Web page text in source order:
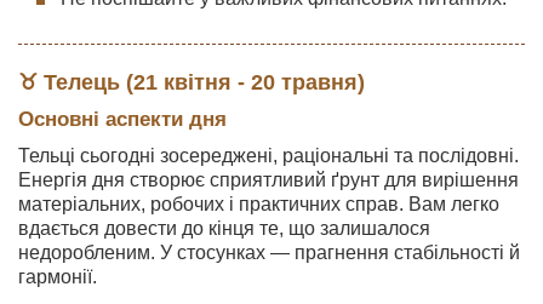
♉ Телець (21 квітня - 20 травня)
Основні аспекти дня
Тельці сьогодні зосереджені, раціональні та послідовні.
Енергія дня створює сприятливий ґрунт для вирішення
матеріальних, робочих і практичних справ. Вам легко
вдається довести до кінця те, що залишалося
недоробленим. У стосунках — прагнення стабільності й
гармонії.